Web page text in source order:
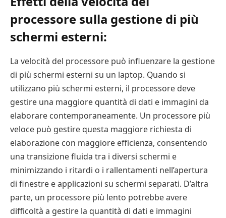
processore sulla gestione di più
schermi esterni:
La velocità del processore può influenzare la gestione
di più schermi esterni su un laptop. Quando si
utilizzano più schermi esterni, il processore deve
gestire una maggiore quantità di dati e immagini da
elaborare contemporaneamente. Un processore più
veloce può gestire questa maggiore richiesta di
elaborazione con maggiore efficienza, consentendo
una transizione fluida tra i diversi schermi e
minimizzando i ritardi o i rallentamenti nell’apertura
di finestre e applicazioni su schermi separati. D’altra
parte, un processore più lento potrebbe avere
difficoltà a gestire la quantità di dati e immagini